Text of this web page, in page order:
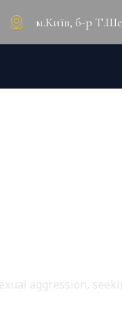
м.Київ, б-р
aggression,